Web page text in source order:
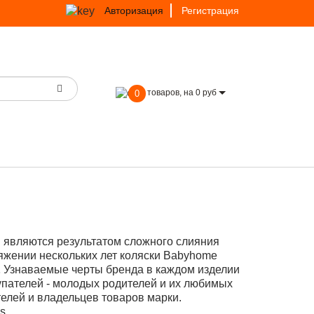
Авторизация Регистрация
0 товаров, на 0 руб
результатом сложного слияния
нескольких лет коляски Babyhome
черты бренда в каждом изделии
- молодых родителей и их любимых
и владельцев товаров марки.